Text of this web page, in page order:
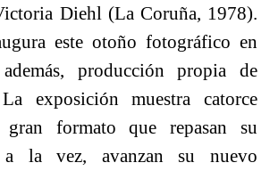
Diehl (La Coruña, 1978).
este otoño fotográfico en
producción propia de
exposición muestra catorce
formato que repasan su
la vez, avanzan su nuevo